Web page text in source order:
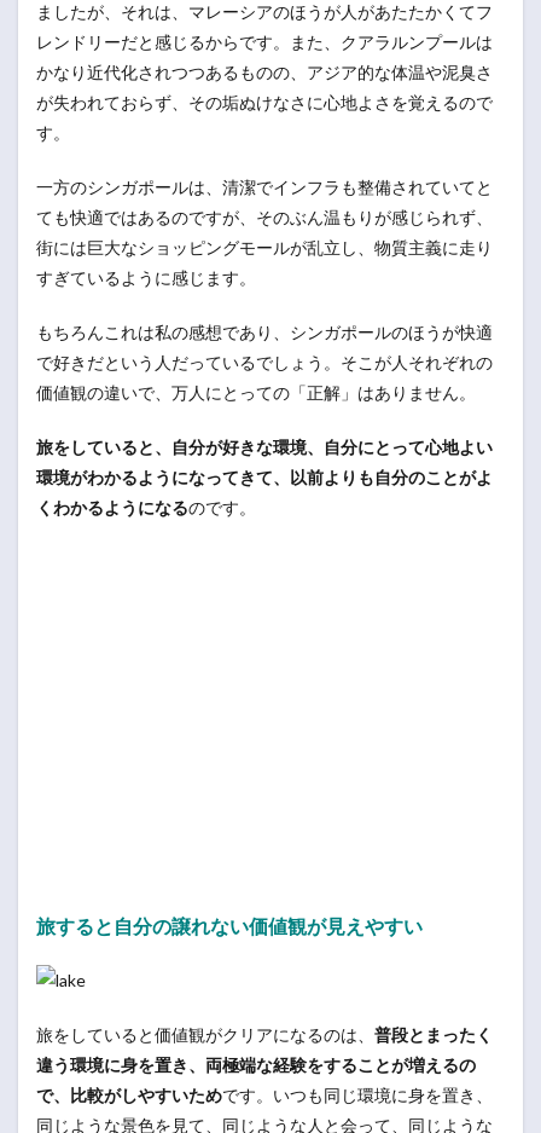
ましたが、それは、マレーシアのほうが人があたたかくてフ
レンドリーだと感じるからです。また、クアラルンプールは
かなり近代化されつつあるものの、アジア的な体温や泥臭さ
が失われておらず、その垢ぬけなさに心地よさを覚えるので
す。
一方のシンガポールは、清潔でインフラも整備されていてと
ても快適ではあるのですが、そのぶん温もりが感じられず、
街には巨大なショッピングモールが乱立し、物質主義に走り
すぎているように感じます。
もちろんこれは私の感想であり、シンガポールのほうが快適
で好きだという人だっているでしょう。そこが人それぞれの
価値観の違いで、万人にとっての「正解」はありません。
旅をしていると、自分が好きな環境、自分にとって心地よい
環境がわかるようになってきて、以前よりも自分のことがよ
くわかるようになるのです。
旅すると自分の譲れない価値観が見えやすい
旅をしていると価値観がクリアになるのは、 普段とまったく
違う環境に身を置き、両極端な経験をすることが増えるの
で、比較がしやすいためです。いつも同じ環境に身を置き、
同じような景色を見て、同じような人と会って、同じような